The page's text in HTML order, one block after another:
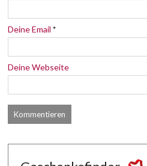
Deine Email *
Deine Webseite